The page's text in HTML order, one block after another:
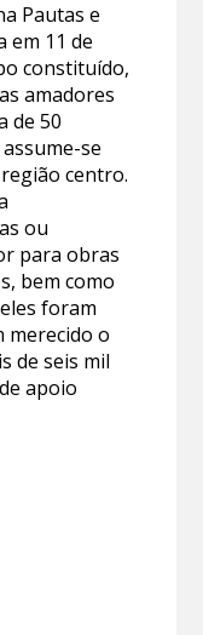
Pautas e
em 11 de
constituído,
amadores
de 50
se
centro.
ou
para obras
bem como
foram
merecido o
de seis mil
apoio